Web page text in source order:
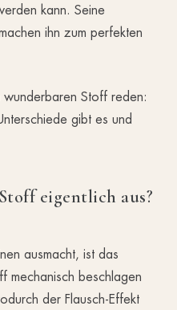
kann. Seine
ihn zum perfekten
Stoff reden:
gibt es und
eigentlich aus?
ausmacht, ist das
mechanisch beschlagen
der Flausch-Effekt